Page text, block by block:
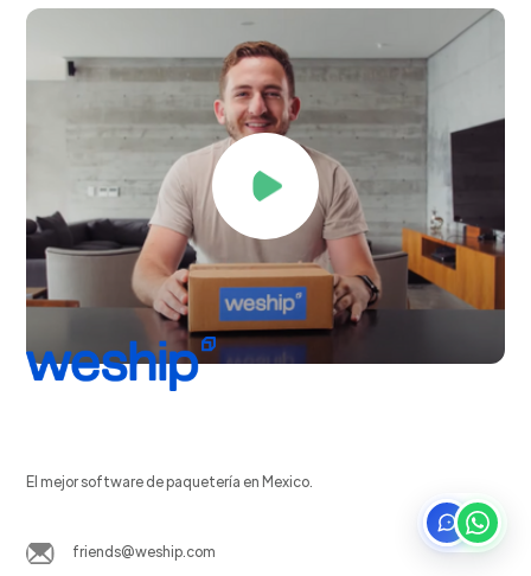
El mejor software de paquetería en Mexico.
friends@weship.com